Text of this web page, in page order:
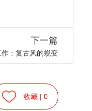
下一篇
：复古风的蜕变
收藏 | 0